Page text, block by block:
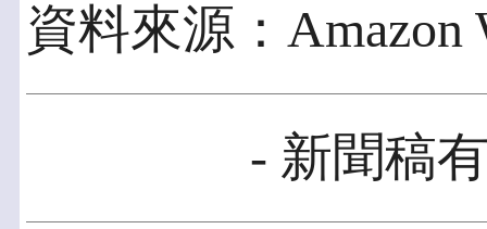
資料來源：Amazon
- 新聞稿